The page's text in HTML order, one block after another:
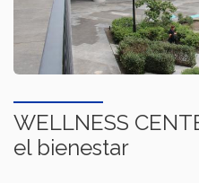
WELLNESS
el bienestar